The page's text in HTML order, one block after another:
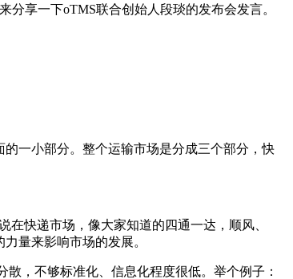
享一下oTMS联合创始人段琰的发布会发言。
一小部分。整个运输市场是分成三个部分，快
快递市场，像大家知道的四通一达，顺风、
量来影响市场的发展。
，不够标准化、信息化程度很低。举个例子：